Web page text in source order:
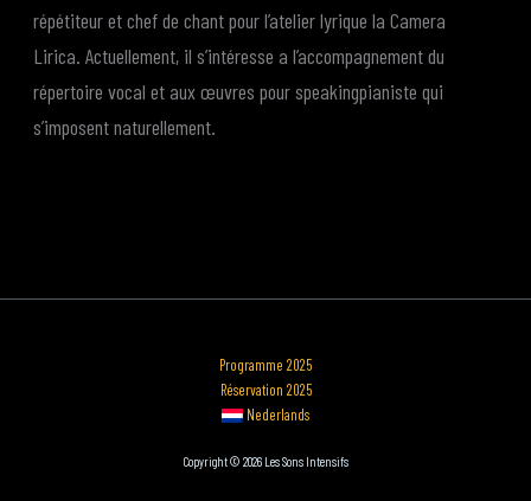
répétiteur et chef de chant pour l’atelier lyrique la Camera
Lirica. Actuellement, il s’intéresse a l’accompagnement du
répertoire vocal et aux œuvres pour speaking­pianiste qui
s’imposent naturellement.
Programme 2025
Réservation 2025
Nederlands
Copyright © 2026 Les Sons Intensifs